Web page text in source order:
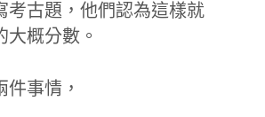
考古題，他們認為這樣就
大概分數。
事情，